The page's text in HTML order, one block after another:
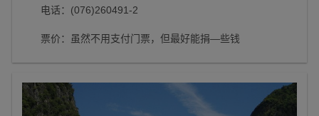
电话：(076)260491-2
票价：虽然不用支付门票，但最好能捐—些钱